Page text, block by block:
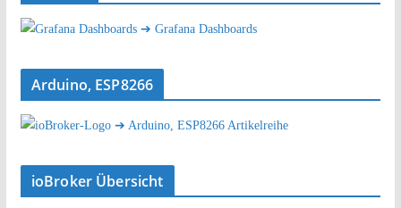
➔ Grafana Dashboards
Arduino, ESP8266
➔ Arduino, ESP8266 Artikelreihe
ioBroker Übersicht